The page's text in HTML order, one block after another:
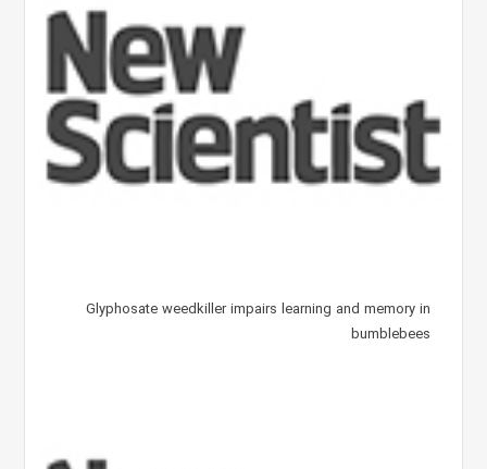
Glyphosate weedkiller impairs learning and memory in
bumblebees